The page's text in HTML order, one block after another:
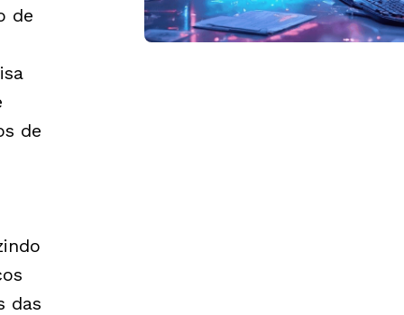
de
de
das